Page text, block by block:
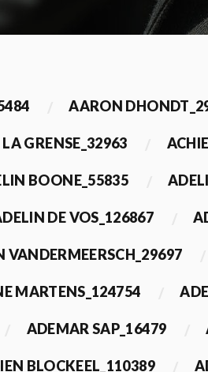
AARON
GRENSE_32963
BOONE_55835
DE VOS_126867
VANDERMEERSCH_29697
MARTENS_124754
ADEMAR SAP_16479
BLOCKEEL_110389